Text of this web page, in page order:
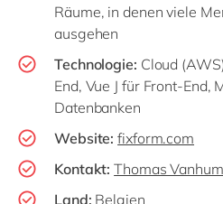
Räume, in denen viele
ausgehen
Technologie: Cloud
End, Vue J für Front-End,
Datenbanken
Website:fixform.com
Kontakt: Thomas
Land: Belgien